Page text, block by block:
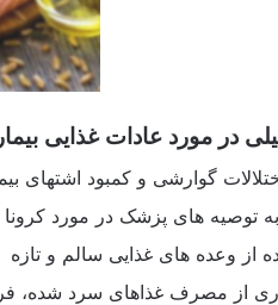
در مورد عادات غذایی
گوارشی و کمبود اشتهای
توصیه های پزشک در مورد
از وعده های غذایی سالم و تازه
از مصرف غذاهای سرد شده،